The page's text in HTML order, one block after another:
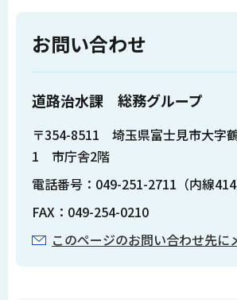
お問い合わせ
道路治水課 総務グループ
〒354-8511 埼玉県富士見市大字
1 市庁舎2階
電話番号：049-251-2711（内線414
FAX：049-254-0210
このページのお問い合わせ先に